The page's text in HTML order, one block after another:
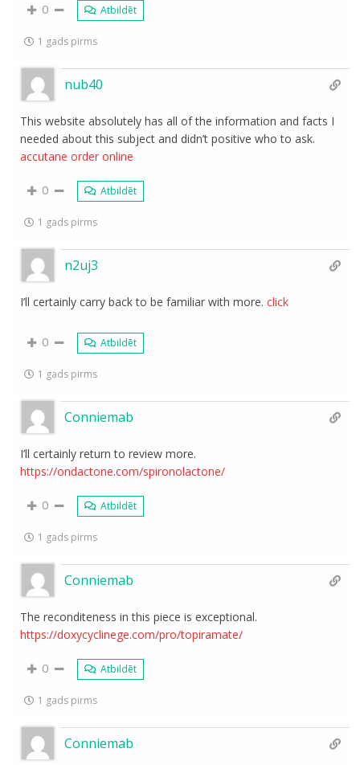
0 Atbildēt
1 gads pirms
nub40
This website absolutely has all of the information and facts I
needed about this subject and didn’t positive who to ask.
accutane order online
0 Atbildēt
1 gads pirms
n2uj3
I’ll certainly carry back to be familiar with more.click
0 Atbildēt
1 gads pirms
Conniemab
I’ll certainly return to review more.
https://ondactone.com/spironolactone/
0 Atbildēt
1 gads pirms
Conniemab
The reconditeness in this piece is exceptional.
https://doxycyclinege.com/pro/topiramate/
0 Atbildēt
1 gads pirms
Conniemab